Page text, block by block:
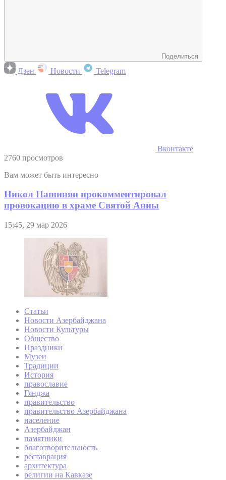
Поделиться
Дзен Новости Telegram
Вконтакте
2760 просмотров
Вам может быть интересно
Никол Пашинян прокомментировал
провокацию в храме Святой Анны
15:45, 29 мар 2026
Статьи
Новости Азербайджана
Новости Культуры
Общество
Праздники
Музеи
Традиции
История
православие
Гянджа
правительство
правительство Азербайджана
население
Азербайджан
памятники
благотворительность
реставрация
архитектура
религии на Кавказе